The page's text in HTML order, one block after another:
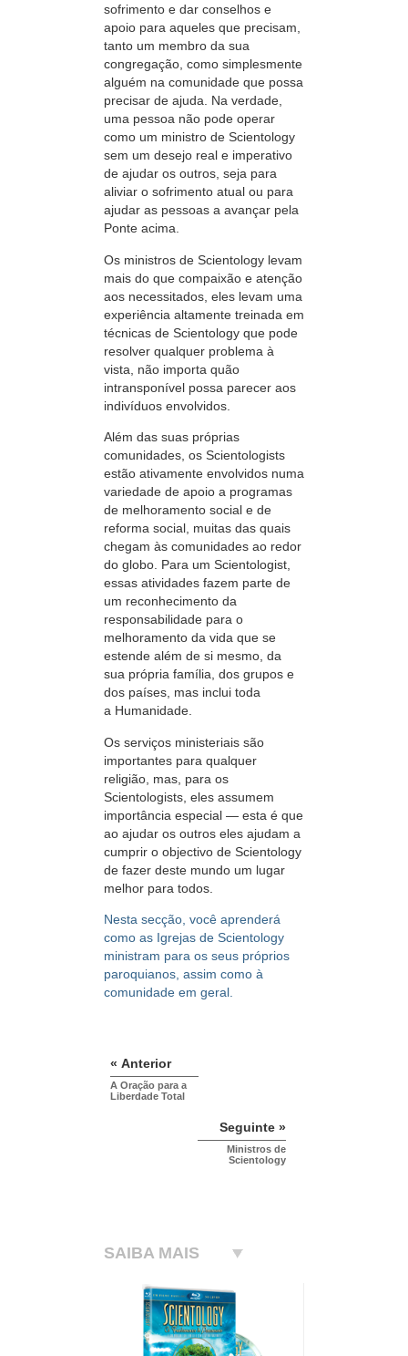
sofrimento e dar conselhos e
apoio para aqueles que precisam,
tanto um membro da sua
congregação, como simplesmente
alguém na comunidade que possa
precisar de ajuda. Na verdade,
uma pessoa não pode operar
como um ministro de Scientology
sem um desejo real e imperativo
de ajudar os outros, seja para
aliviar o sofrimento atual ou para
ajudar as pessoas a avançar pela
Ponte acima.
Os ministros de Scientology levam
mais do que compaixão e atenção
aos necessitados, eles levam uma
experiência altamente treinada em
técnicas de Scientology que pode
resolver qualquer problema à
vista, não importa quão
intransponível possa parecer aos
indivíduos envolvidos.
Além das suas próprias
comunidades, os Scientologists
estão ativamente envolvidos numa
variedade de apoio a programas
de melhoramento social e de
reforma social, muitas das quais
chegam às comunidades ao redor
do globo. Para um Scientologist,
essas atividades fazem parte de
um reconhecimento da
responsabilidade para o
melhoramento da vida que se
estende além de si mesmo, da
sua própria família, dos grupos e
dos países, mas inclui toda
a Humanidade.
Os serviços ministeriais são
importantes para qualquer
religião, mas, para os
Scientologists, eles assumem
importância especial — esta é que
ao ajudar os outros eles ajudam a
cumprir o objectivo de Scientology
de fazer deste mundo um lugar
melhor para todos.
Nesta secção, você aprenderá
como as Igrejas de Scientology
ministram para os seus próprios
paroquianos, assim como à
comunidade em geral.
« Anterior
A Oração para a
Liberdade Total
Seguinte »
Ministros de
Scientology
SAIBA MAIS